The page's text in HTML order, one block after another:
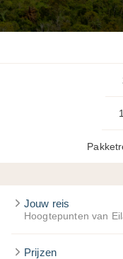
Jouw reis
Hoogtepunten van
Prijzen